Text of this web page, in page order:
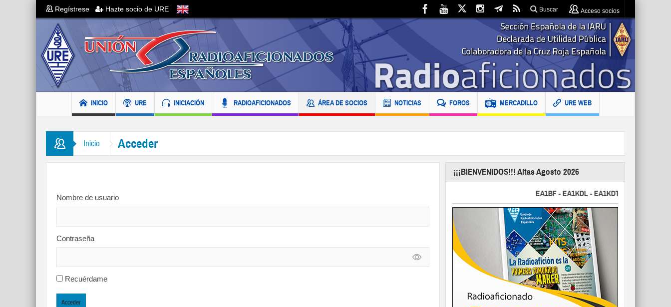
Regístrese Hazte socio de URE Buscar Acceso socios
INICIO URE INICIACIÓN RADIOAFICIONADOS ÁREA DE SOCIOS NOTICIAS FOROS MERCADILLO URE WEB
Inicio Acceder
Nombre de usuario
Contraseña
Recuérdame
Acceder
¡¡¡BIENVENIDOS!!! Altas Agosto 2026
EA1BF - EA1KDL - EA1KDT - EA2FBJ - EA2FJU